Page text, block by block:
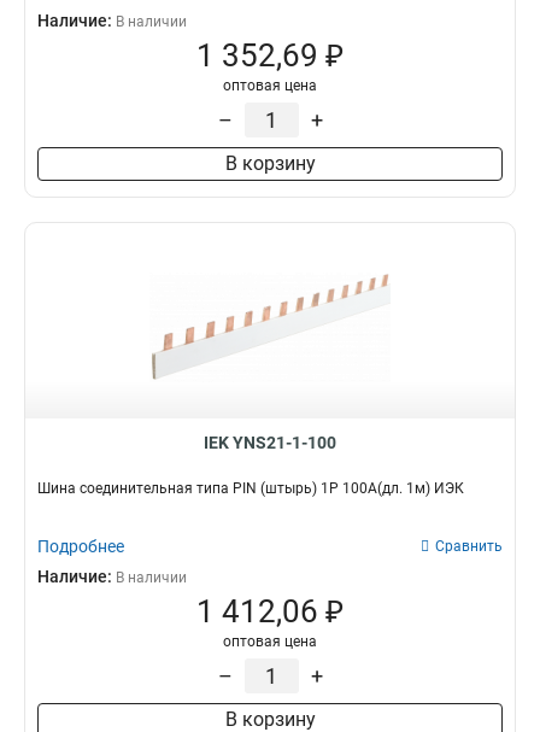
Наличие: В наличии
1 352,69 ₽
оптовая цена
– +
В корзину
IEK YNS21-1-100
Шина соединительная типа PIN (штырь) 1Р 100А(дл. 1м) ИЭК
Подробнее Сравнить
Наличие: В наличии
1 412,06 ₽
оптовая цена
– +
В корзину